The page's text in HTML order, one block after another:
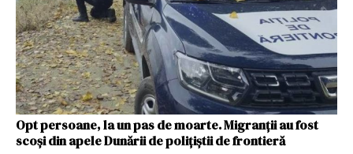
Opt persoane, la un pas de moarte. Migranții au fost
scoşi din apele Dunării de poliţiştii de frontieră